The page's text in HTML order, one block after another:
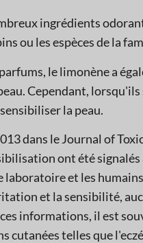
ingrédients
ou les espèces de la
le limonène a
Cependant, lorsqu'ils
la peau.
dans le Journal of
ont été
laboratoire et les
et la sensibilité,
informations, il est
telles que